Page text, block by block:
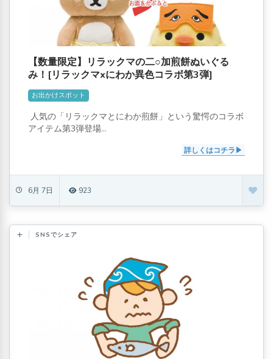
【数量限定】リラックマの二○加煎餅ぬいぐる
み！[リラックマxにわか異色コラボ第3弾]
お出かけスポット
人気の「リラックマとにわか煎餅」という驚愕のコラボ
アイテム第3弾登場...
詳しくはコチラ
6月 7日 923
SNSでシェア